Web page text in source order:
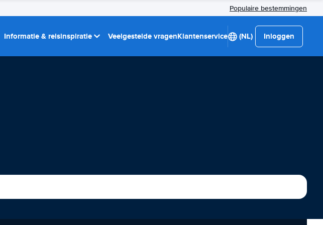
Populaire bestemmingen
Informatie & reisinspiratie Veelgestelde vragenKlantenservice (NL) Inloggen